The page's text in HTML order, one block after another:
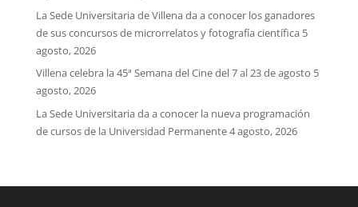
La Sede Universitaria de Villena da a conocer los ganadores
de sus concursos de microrrelatos y fotografía científica 5
agosto, 2026
Villena celebra la 45ª Semana del Cine del 7 al 23 de agosto 5
agosto, 2026
La Sede Universitaria da a conocer la nueva programación
de cursos de la Universidad Permanente4 agosto, 2026